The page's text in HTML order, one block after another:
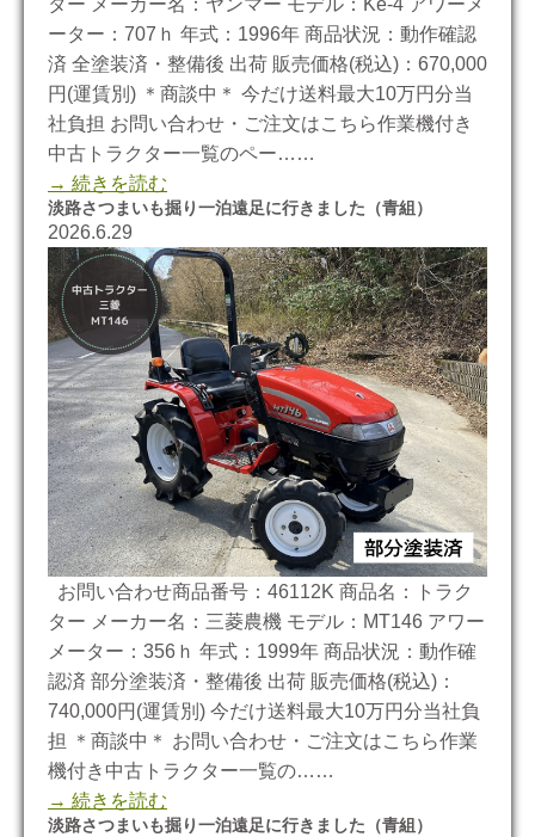
ター メーカー名：ヤンマー モデル：Ke-4 アワーメ
ーター：707ｈ 年式：1996年 商品状況：動作確認
済 全塗装済・整備後 出荷 販売価格(税込)：670,000
円(運賃別) ＊商談中＊ 今だけ送料最大10万円分当
社負担 お問い合わせ・ご注文はこちら作業機付き
中古トラクター一覧のペー……
→ 続きを読む
淡路さつまいも掘り一泊遠足に行きました（青組）
2026.6.29
お問い合わせ商品番号：46112K 商品名：トラク
ター メーカー名：三菱農機 モデル：MT146 アワー
メーター：356ｈ 年式：1999年 商品状況：動作確
認済 部分塗装済・整備後 出荷 販売価格(税込)：
740,000円(運賃別) 今だけ送料最大10万円分当社負
担 ＊商談中＊ お問い合わせ・ご注文はこちら作業
機付き中古トラクター一覧の……
→ 続きを読む
淡路さつまいも掘り一泊遠足に行きました（青組）